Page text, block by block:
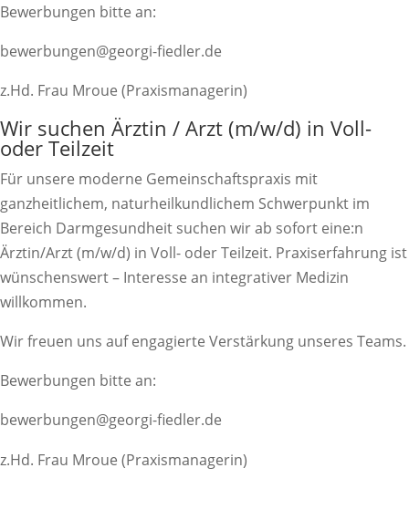
Bewerbungen bitte an:
bewerbungen@georgi-fiedler.de
z.Hd. Frau Mroue (Praxismanagerin)
Wir suchen Ärztin / Arzt (m/w/d) in Voll-
oder Teilzeit
Für unsere moderne Gemeinschaftspraxis mit
ganzheitlichem, naturheilkundlichem Schwerpunkt im
Bereich Darmgesundheit suchen wir ab sofort eine:n
Ärztin/Arzt (m/w/d) in Voll- oder Teilzeit. Praxiserfahrung ist
wünschenswert – Interesse an integrativer Medizin
willkommen.
Wir freuen uns auf engagierte Verstärkung unseres Teams.
Bewerbungen bitte an:
bewerbungen@georgi-fiedler.de
z.Hd. Frau Mroue (Praxismanagerin)